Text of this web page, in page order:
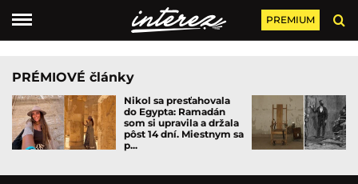
PREMIUM
PRÉMIOVÉ články
Nikol sa presťahovala
do Egypta: Ramadán
som si upravila a držala
pôst 14 dní. Miestnym sa
p...